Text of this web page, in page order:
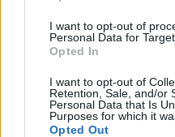
I want to opt-out of
Personal Data for
Opted In
I want to opt-out of
Retention, Sale, and/or
Personal Data that Is
Purposes for which it
Opted Out
Ελληνική Αναπτυξιακή Τράπεζα: